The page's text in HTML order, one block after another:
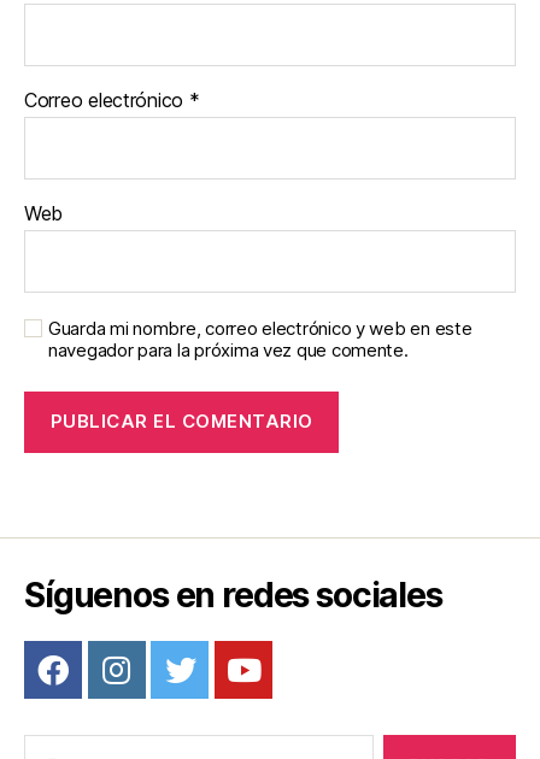
Correo electrónico *
Web
Guarda mi nombre, correo electrónico y web en este
navegador para la próxima vez que comente.
Síguenos en redes sociales